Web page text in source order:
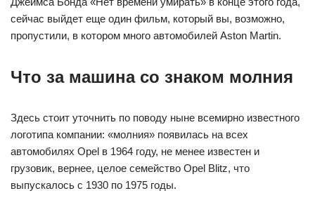
сейчас выйдет еще один фильм, который вы, возможно,
пропустили, в котором много автомобилей Aston Martin.
Что за машина со знаком молния
Здесь стоит уточнить по поводу ныне всемирно известного
логотипа компании: «молния» появилась на всех
автомобилях Opel в 1964 году, не менее известен и
грузовик, вернее, целое семейство Opel Blitz, что
выпускалось с 1930 по 1975 годы.